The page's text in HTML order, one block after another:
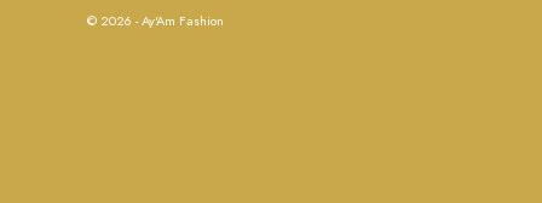
© 2026 - Ay'Am Fashion